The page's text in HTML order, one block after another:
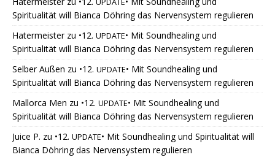
UPDATE
Spiritualität will Bianca Döhring das Nervensystem regulieren
Hatermeisterzu •12. UPDATE• Mit Soundhealing und
Spiritualität will Bianca Döhring das Nervensystem regulieren
Selber Außen zu •12. UPDATE• Mit Soundhealing und
Spiritualität will Bianca Döhring das Nervensystem regulieren
Mallorca Men zu •12. UPDATE• Mit Soundhealing und
Spiritualität will Bianca Döhring das Nervensystem regulieren
Juice P. zu •12. UPDATE• Mit Soundhealing und Spiritualität will
Bianca Döhring das Nervensystem regulieren